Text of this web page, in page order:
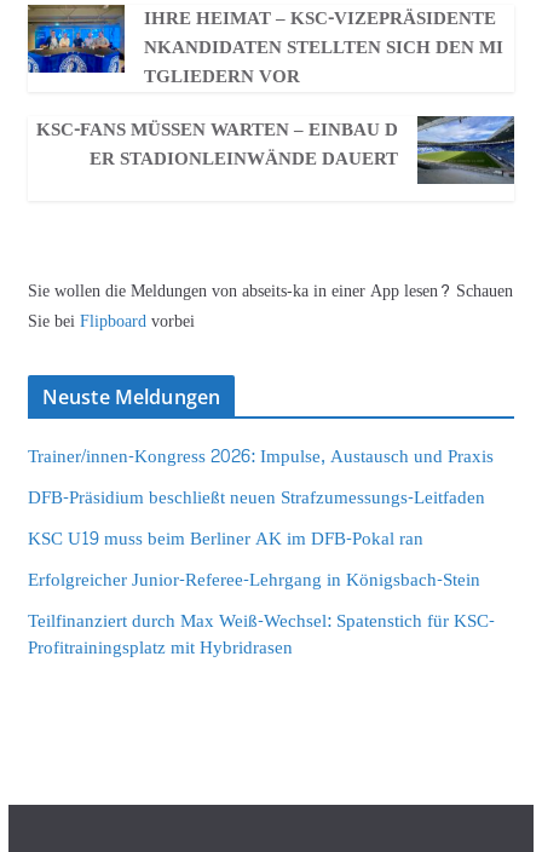
IHRE HEIMAT – KSC-VIZEPRÄSIDENTE
NKANDIDATEN STELLTEN SICH DEN MI
TGLIEDERN VOR
KSC-FANS MÜSSEN WARTEN – EINBAU D
ER STADIONLEINWÄNDE DAUERT
Sie wollen die Meldungen von abseits-ka in einer App lesen? Schauen
Sie beiFlipboardvorbei
Neuste Meldungen
Trainer/innen-Kongress 2026: Impulse, Austausch und Praxis
DFB-Präsidium beschließt neuen Strafzumessungs-Leitfaden
KSC U19 muss beim Berliner AK im DFB-Pokal ran
Erfolgreicher Junior-Referee-Lehrgang in Königsbach-Stein
Teilfinanziert durch Max Weiß-Wechsel: Spatenstich für KSC-
Profitrainingsplatz mit Hybridrasen